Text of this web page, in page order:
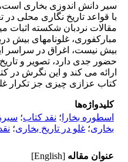
سیر دانش اندوزی بخاری است،
با قواعد تاریخ نگاری محلی
مقالات نردبان شکسته اثبات
مبارکفوری، غلونامه­ای بیش
بیش نیست، اغراق در سراسر
حضور جدی دارد، تصویر و
ارائه می کند و این نگرش در
کتاب عزازی چیزی جز تکرار
کلیدواژه‌ها
اسطوره بخارا ؛ نقد کتاب؛
بخاری؛ غلو در تاریخ بخاری؛
عنوان مقاله [English]